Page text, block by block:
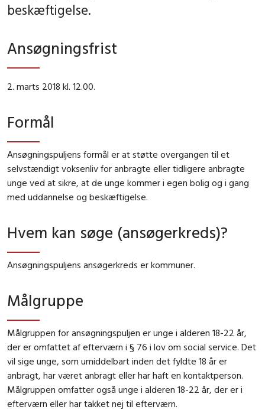
beskæftigelse.
Ansøgningsfrist
2. marts 2018 kl. 12.00.
Formål
Ansøgningspuljens formål er at støtte overgangen til et
selvstændigt voksenliv for anbragte eller tidligere anbragte
unge ved at sikre, at de unge kommer i egen bolig og i gang
med uddannelse og beskæftigelse.
Hvem kan søge (ansøgerkreds)?
Ansøgningspuljens ansøgerkreds er kommuner.
Målgruppe
Målgruppen for ansøgningspuljen er unge i alderen 18-22 år,
der er omfattet af efterværn i § 76 i lov om social service. Det
vil sige unge, som umiddelbart inden det fyldte 18 år er
anbragt, har været anbragt eller har haft en kontaktperson.
Målgruppen omfatter også unge i alderen 18-22 år, der er i
efterværn eller har takket nej til efterværn.